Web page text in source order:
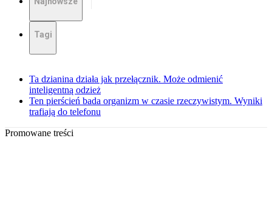
Tagi
Ta dzianina działa jak przełącznik. Może odmienić
inteligentną odzież
Ten pierścień bada organizm w czasie rzeczywistym. Wyniki
trafiają do telefonu
Promowane treści